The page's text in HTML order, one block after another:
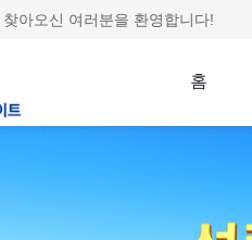
아오신 여러분을 환영합니다!
홈